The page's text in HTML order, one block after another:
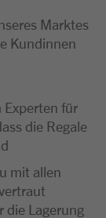
Marktes
Kundinnen
Experten für
die Regale
mit allen
die Lagerung